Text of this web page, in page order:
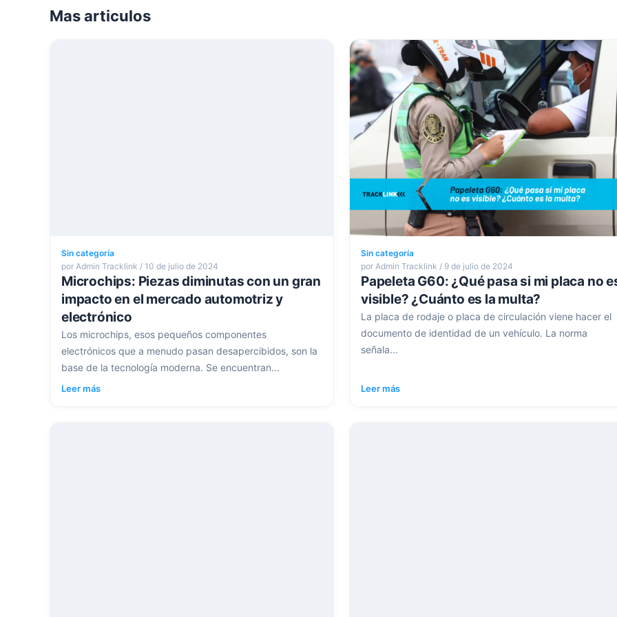
Mas articulos
Sin categoría
por Admin Tracklink / 10 de julio de 2024
Microchips: Piezas diminutas con un gran
impacto en el mercado automotriz y
electrónico
Los microchips, esos pequeños componentes
electrónicos que a menudo pasan desapercibidos, son la
base de la tecnología moderna. Se encuentran...
Leer más
Sin categoría
por Admin Tracklink / 9 de julio de 2024
Papeleta G60: ¿Qué pasa si mi placa no
visible? ¿Cuánto es la multa?
La placa de rodaje o placa de circulación viene hacer el
documento de identidad de un vehículo. La norma
señala...
Leer más